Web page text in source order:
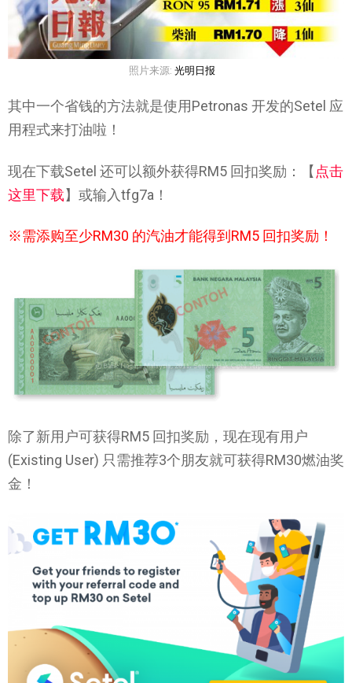
照片来源: 光明日报
其中一个省钱的方法就是使用Petronas 开发的Setel 应
用程式来打油啦！
现在下载Setel 还可以额外获得RM5 回扣奖励：【点击
这里下载】或输入tfg7a！
※需添购至少RM30 的汽油才能得到RM5 回扣奖励！
除了新用户可获得RM5 回扣奖励，现在现有用户
(Existing User) 只需推荐3个朋友就可获得RM30燃油奖
金！